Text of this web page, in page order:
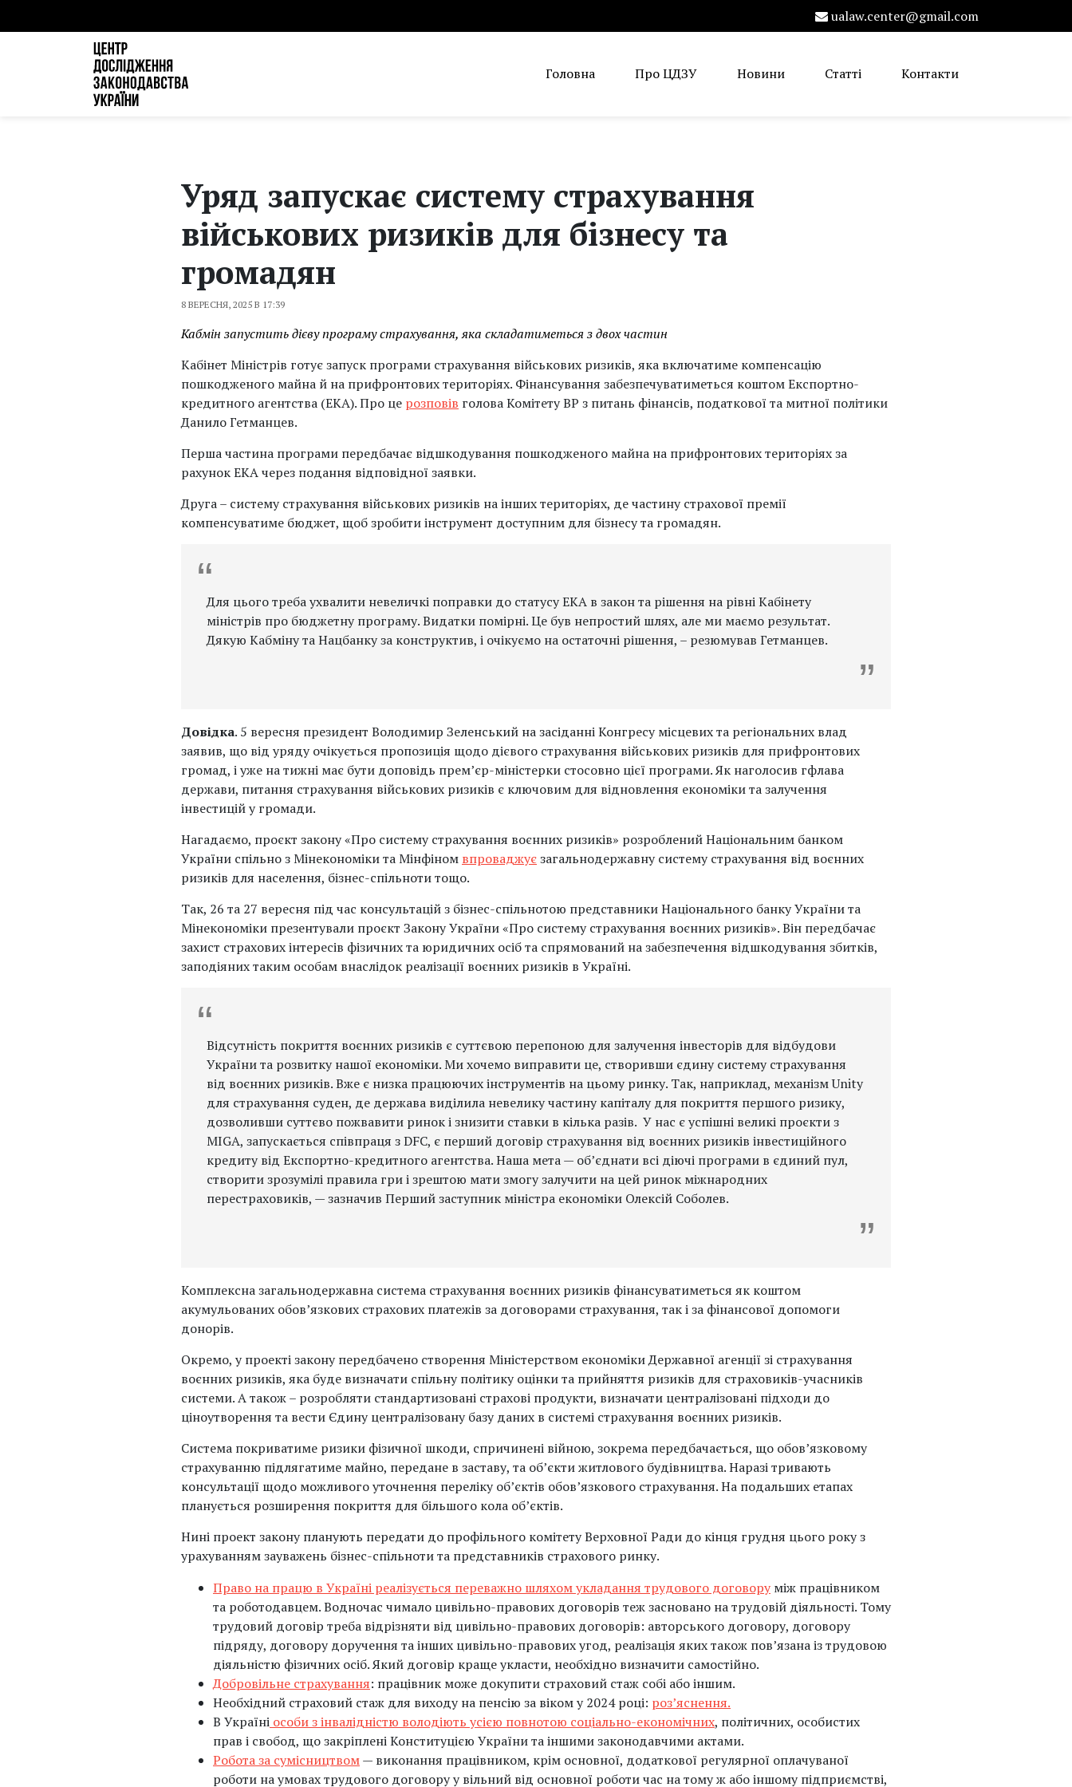
ualaw.center@gmail.com
Головна Про ЦДЗУ Новини Статті Контакти
Уряд запускає систему страхування
військових ризиків для бізнесу та
громадян
8 ВЕРЕСНЯ, 2025 В 17:39
Кабмін запустить дієву програму страхування, яка складатиметься з двох частин
Кабінет Міністрів готує запуск програми страхування військових ризиків, яка включатиме компенсацію
пошкодженого майна й на прифронтових територіях. Фінансування забезпечуватиметься коштом Експортно-
кредитного агентства (ЕКА). Про це розповів голова Комітету ВР з питань фінансів, податкової та митної політики
Данило Гетманцев.
Перша частина програми передбачає відшкодування пошкодженого майна на прифронтових територіях за
рахунок ЕКА через подання відповідної заявки.
Друга – систему страхування військових ризиків на інших територіях, де частину страхової премії
компенсуватиме бюджет, щоб зробити інструмент доступним для бізнесу та громадян.
Для цього треба ухвалити невеличкі поправки до статусу ЕКА в закон та рішення на рівні Кабінету
міністрів про бюджетну програму. Видатки помірні. Це був непростий шлях, але ми маємо результат.
Дякую Кабміну та Нацбанку за конструктив, і очікуємо на остаточні рішення, – резюмував Гетманцев.
Довідка. 5 вересня президент Володимир Зеленський на засіданні Конгресу місцевих та регіональних влад
заявив, що від уряду очікується пропозиція щодо дієвого страхування військових ризиків для прифронтових
громад, і уже на тижні має бути доповідь прем’єр-міністерки стосовно цієї програми. Як наголосив гфлава
держави, питання страхування військових ризиків є ключовим для відновлення економіки та залучення
інвестицій у громади.
Нагадаємо, проєкт закону «Про систему страхування воєнних ризиків» розроблений Національним банком
України спільно з Мінекономіки та Мінфіном впроваджуєзагальнодержавну систему страхування від воєнних
ризиків для населення, бізнес-спільноти тощо.
Так, 26 та 27 вересня під час консультацій з бізнес-спільнотою представники Національного банку України та
Мінекономіки презентували проєкт Закону України «Про систему страхування воєнних ризиків». Він передбачає
захист страхових інтересів фізичних та юридичних осіб та спрямований на забезпечення відшкодування збитків,
заподіяних таким особам внаслідок реалізації воєнних ризиків в Україні.
Відсутність покриття воєнних ризиків є суттєвою перепоною для залучення інвесторів для відбудови
України та розвитку нашої економіки. Ми хочемо виправити це, створивши єдину систему страхування
від воєнних ризиків. Вже є низка працюючих інструментів на цьому ринку. Так, наприклад, механізм Unity
для страхування суден, де держава виділила невелику частину капіталу для покриття першого ризику,
дозволивши суттєво пожвавити ринок і знизити ставки в кілька разів. У нас є успішні великі проєкти з
MIGA, запускається співпраця з DFC, є перший договір страхування від воєнних ризиків інвестиційного
кредиту від Експортно-кредитного агентства. Наша мета — об’єднати всі діючі програми в єдиний пул,
створити зрозумілі правила гри і зрештою мати змогу залучити на цей ринок міжнародних
перестраховиків, — зазначив Перший заступник міністра економіки Олексій Соболев.
Комплексна загальнодержавна система страхування воєнних ризиків фінансуватиметься як коштом
акумульованих обов’язкових страхових платежів за договорами страхування, так і за фінансової допомоги
донорів.
Окремо, у проекті закону передбачено створення Міністерством економіки Державної агенції зі страхування
воєнних ризиків, яка буде визначати спільну політику оцінки та прийняття ризиків для страховиків-учасників
системи. А також – розробляти стандартизовані страхові продукти, визначати централізовані підходи до
ціноутворення та вести Єдину централізовану базу даних в системі страхування воєнних ризиків.
Система покриватиме ризики фізичної шкоди, спричинені війною, зокрема передбачається, що обов’язковому
страхуванню підлягатиме майно, передане в заставу, та об’єкти житлового будівництва. Наразі тривають
консультації щодо можливого уточнення переліку об’єктів обов’язкового страхування. На подальших етапах
планується розширення покриття для більшого кола об’єктів.
Нині проект закону планують передати до профільного комітету Верховної Ради до кінця грудня цього року з
урахуванням зауважень бізнес-спільноти та представників страхового ринку.
Право на працю в Україні реалізується переважно шляхом укладання трудового договору між працівником
та роботодавцем. Водночас чимало цивільно-правових договорів теж засновано на трудовій діяльності. Тому
трудовий договір треба відрізняти від цивільно-правових договорів: авторського договору, договору
підряду, договору доручення та інших цивільно-правових угод, реалізація яких також пов’язана із трудовою
діяльністю фізичних осіб. Який договір краще укласти, необхідно визначити самостійно.
Добровільне страхування: працівник може докупити страховий стаж собі або іншим.
Необхідний страховий стаж для виходу на пенсію за віком у 2024 році: роз’яснення.
В Україні особи з інвалідністю володіють усією повнотою соціально-економічних, політичних, особистих
прав і свобод, що закріплені Конституцією України та іншими законодавчими актами.
Робота за сумісництвом— виконання працівником, крім основної, додаткової регулярної оплачуваної
роботи на умовах трудового договору у вільний від основної роботи час на тому ж або іншому підприємстві,